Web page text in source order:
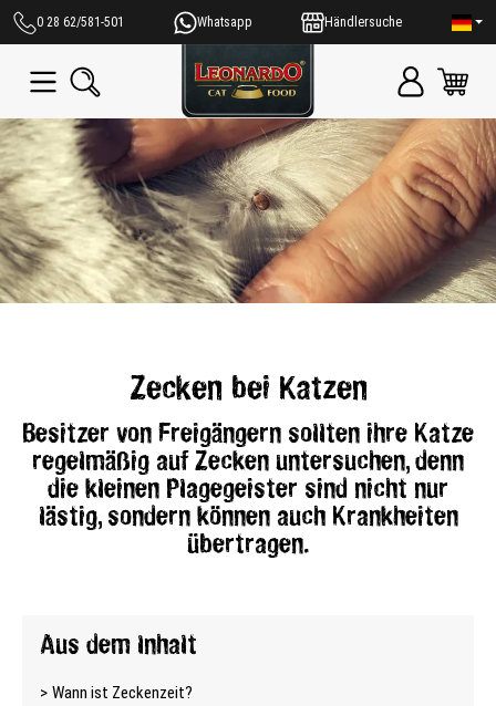
springen
0 28 62/581-501 Whatsapp Händlersuche
Zecken bei Katzen
Besitzer von Freigängern sollten ihre Katze
regelmäßig auf Zecken untersuchen, denn
die kleinen Plagegeister sind nicht nur
lästig, sondern können auch Krankheiten
übertragen.
Aus dem Inhalt
Wann ist Zeckenzeit?